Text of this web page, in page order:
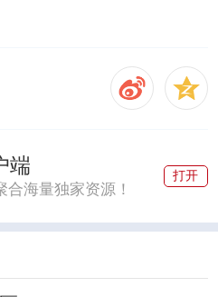
端
海量独家资源！
打开